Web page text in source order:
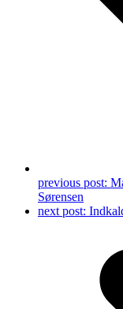
previous post:
Sørensen
next post: